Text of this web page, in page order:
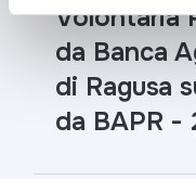
Volontaria
da Banca
di Ragusa
da BAPR -